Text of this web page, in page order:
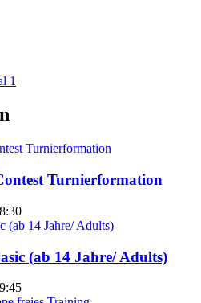
1
Turnierformation
(ab 14 Jahre/ Adults)